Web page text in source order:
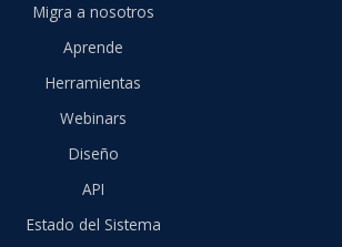
Migra a nosotros
Aprende
Herramientas
Webinars
Diseño
API
Estado del Sistema